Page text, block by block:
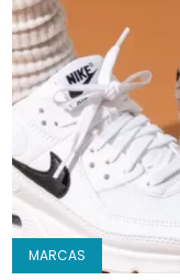
MARCAS